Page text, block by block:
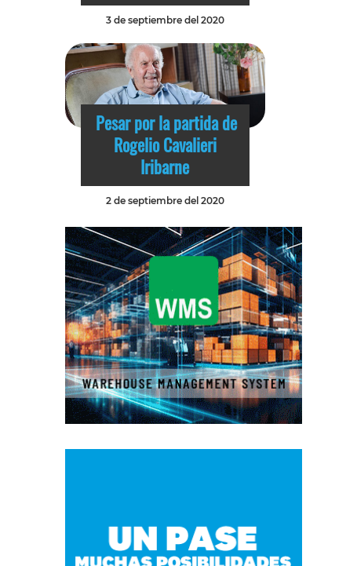
3 de septiembre del 2020
Pesar por la partida de
Rogelio Cavalieri
Iribarne
2 de septiembre del 2020